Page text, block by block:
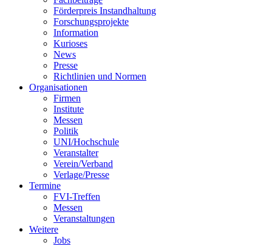
Förderpreis Instandhaltung
Forschungsprojekte
Information
Kurioses
News
Presse
Richtlinien und Normen
Organisationen
Firmen
Institute
Messen
Politik
UNI/Hochschule
Veranstalter
Verein/Verband
Verlage/Presse
Termine
FVI-Treffen
Messen
Veranstaltungen
Weitere
Jobs